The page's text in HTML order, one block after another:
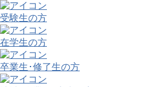
受験生の方
在学生の方
卒業生･修了生の方